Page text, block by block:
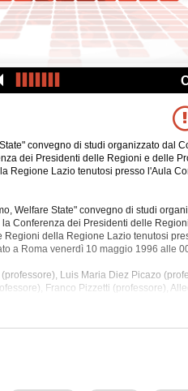
convegno di studi organizzato dal
dei Presidenti delle Regioni e delle
Regione Lazio tenutosi presso l'Aula
Welfare State" convegno di studi
Conferenza dei Presidenti delle
Regioni della Regione Lazio tenutosi
a Roma venerdì 10 maggio 1996 alle
Luis Maria Diez Picazo
Franco Pizzetti (professore),
Michele Scudiero (professore),